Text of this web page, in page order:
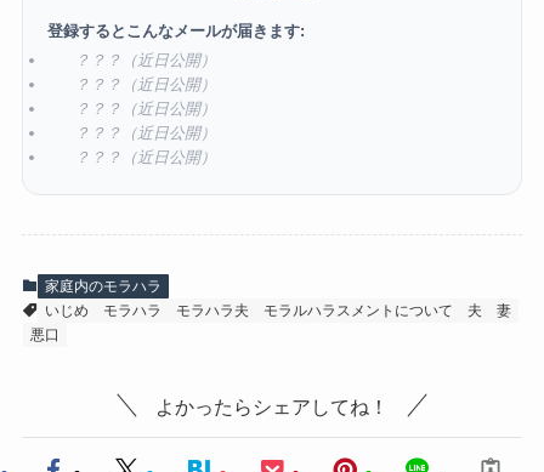
登録するとこんなメールが届きます:
？？？（近日公開）
？？？（近日公開）
？？？（近日公開）
？？？（近日公開）
？？？（近日公開）
家庭内のモラハラ
いじめ
モラハラ モラハラ夫 モラルハラスメントについて 夫
妻
悪口
よかったらシェアしてね！